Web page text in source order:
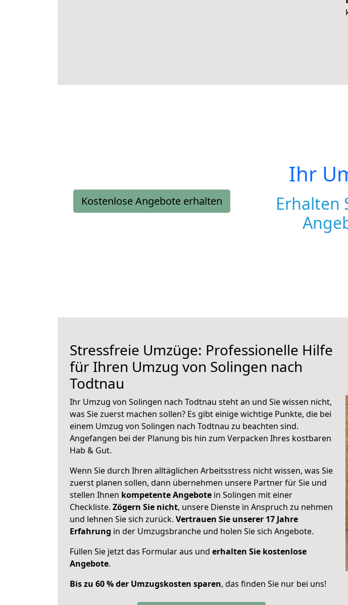
Kostenlose Angebote erhalten
Ihr
Erhalten
Stressfreie Umzüge: Professionelle Hilfe
für Ihren Umzug von Solingen nach
Todtnau
Ihr Umzug von Solingen nach Todtnau steht an und Sie wissen nicht,
was Sie zuerst machen sollen? Es gibt einige wichtige Punkte, die bei
einem Umzug von Solingen nach Todtnau zu beachten sind.
Angefangen bei der Planung bis hin zum Verpacken Ihres kostbaren
Hab & Gut.
Wenn Sie durch Ihren alltäglichen Arbeitsstress nicht wissen, was Sie
zuerst planen sollen, dann übernehmen unsere Partner für Sie und
stellen Ihnen kompetente Angebote in Solingen mit einer
Checkliste. Zögern Sie nicht, unsere Dienste in Anspruch zu nehmen
und lehnen Sie sich zurück. Vertrauen Sie unserer 17 Jahre
Erfahrung in der Umzugsbranche und holen Sie sich Angebote.
Füllen Sie jetzt das Formular aus und erhalten Sie kostenlose
Angebote.
Bis zu 60 % der Umzugskosten sparen, das finden Sie nur bei uns!